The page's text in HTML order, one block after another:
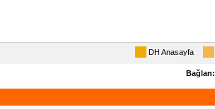
DH Anasayfa
Bağlan: